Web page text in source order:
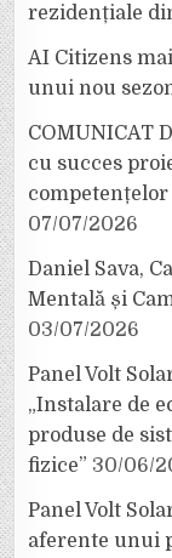
rezidențiale
AI Citizens
unui nou
COMUNICAT
cu succes
07/07/2026
Daniel Sava,
Mentală și
03/07/2026
Panel Volt
„Instalare de
produse de
fizice” 30/06/
Panel Volt
aferente unui